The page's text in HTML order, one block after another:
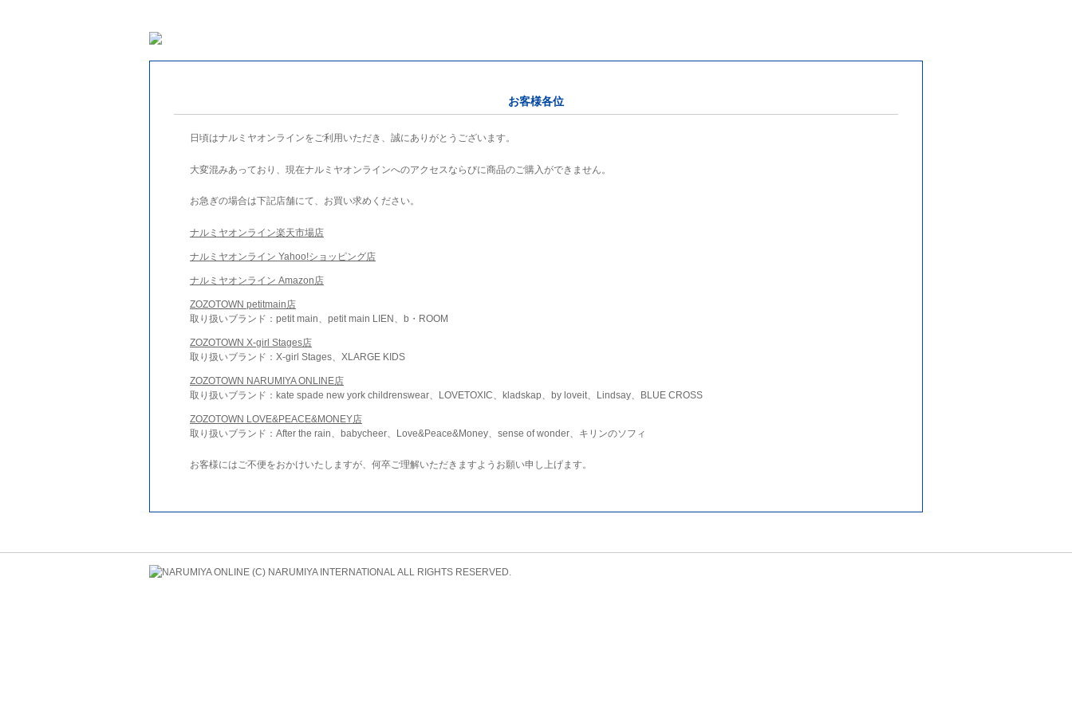
お客様各位
日頃はナルミヤオンラインをご利用いただき、誠にありがとうございます。
大変混みあっており、現在ナルミヤオンラインへのアクセスならびに商品のご購入ができません。
お急ぎの場合は下記店舗にて、お買い求めください。
ナルミヤオンライン楽天市場店
ナルミヤオンライン Yahoo!ショッピング店
ナルミヤオンライン Amazon店
ZOZOTOWN petitmain店
取り扱いブランド：petit main、petit main LIEN、b・ROOM
ZOZOTOWN X-girl Stages店
取り扱いブランド：X-girl Stages、XLARGE KIDS
ZOZOTOWN NARUMIYA ONLINE店
取り扱いブランド：kate spade new york childrenswear、LOVETOXIC、kladskap、by loveit、Lindsay、BLUE CROSS
ZOZOTOWN LOVE&PEACE&MONEY店
取り扱いブランド：After the rain、babycheer、Love&Peace&Money、sense of wonder、キリンのソフィ
お客様にはご不便をおかけいたしますが、何卒ご理解いただきますようお願い申し上げます。